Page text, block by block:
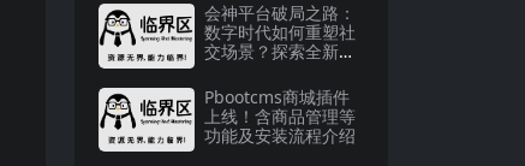
会神平台破局之路：
数字时代如何重塑社
交场景？探索全新机
Pbootcms商城插件
上线！含商品管理等
功能及安装流程介绍